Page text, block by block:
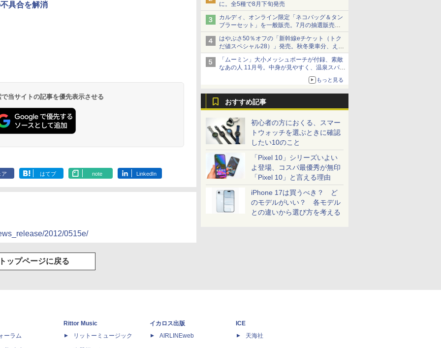
に。全5種で8月下旬発売
カルディ、オンライン限定「ネコバッグ＆タン
ブラーセット」を一般販売。7月の抽選販売の
当選無効分
はやぶさ50％オフの「新幹線eチケット（トク
だ値スペシャル28）」発売。秋冬乗車分、えき
ねっと限定
「ムーミン」大小メッシュポーチが付録、素敵
なあの人 11月号。中身が見やすく、温泉スパに
もっと見る
おすすめ記事
初心者の方におくる、スマー
トウォッチを選ぶときに確認
したい10のこと
「Pixel 10」シリーズいよい
よ登場、コスパ最優秀が無印
「Pixel 10」と言える理由
iPhone 17は買うべき？ ど
のモデルがいい？ 各モデル
との違いから選び方を考える
具合を解消
当サイトの記事を優先表示させる
ア はてブ note LinkedIn
2012/0515e/
ップページに戻る
ーラム
Rittor Music
リットーミュージック
イカロス出版
AIRLINEweb
ICE
天海社